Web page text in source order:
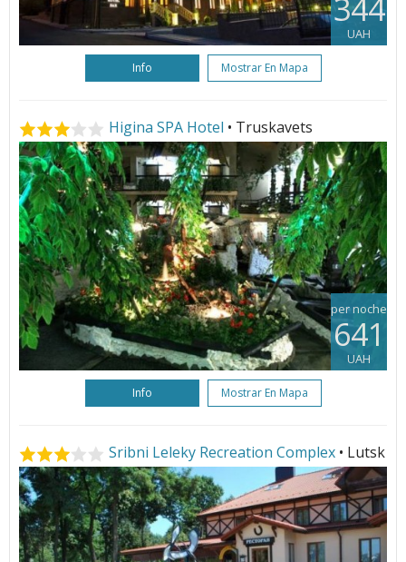
344
UAH
Info Mostrar En Mapa
Higina SPA Hotel • Truskavets
per noche
641
UAH
Info Mostrar En Mapa
Sribni Leleky Recreation Complex • Lutsk